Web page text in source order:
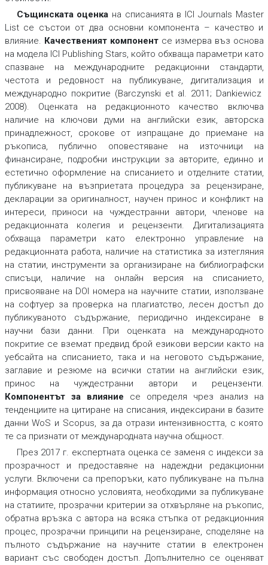
Същинската оценка на списанията в ICI Journals Master
List се състои от два основни компонента – качество и
влияние. Качественият компонент се измерва въз основа
на модела ICI Publishing Stars, който обхваща параметри като
спазване на международните редакционни стандарти,
честота и редовност на публикуване, дигитализация и
международно покритие (Barczynski et al. 2011; Dankiewicz
2008). Оценката на редакционното качество включва
наличие на ключови думи на английски език, авторска
принадлежност, срокове от изпращане до приемане на
ръкописа, публично оповестяване на източници на
финансиране, подробни инструкции за авторите, единно и
естетично оформление на списанието и отделните статии,
публикуване на възприетата процедура за рецензиране,
декларации за оригиналност, научен принос и конфликт на
интереси, приноси на чуждестранни автори, членове на
редакционната колегия и рецензенти. Дигитализацията
обхваща параметри като електронно управление на
редакционната работа, наличие на статистика за изтегляния
на статии, инструменти за организиране на библиографски
списъци, наличие на онлайн версия на списанието,
присвояване на DOI номера на научните статии, използване
на софтуер за проверка на плагиатство, лесен достъп до
публикуваното съдържание, периодично индексиране в
научни бази данни. При оценката на международното
покритие се вземат предвид брой езикови версии както на
уебсайта на списанието, така и на неговото съдържание,
заглавие и резюме на всички статии на английски език,
принос на чуждестранни автори и рецензенти.
Компонентът за влияние се определя чрез анализ на
тенденциите на цитиране на списания, индексирани в базите
данни WoS и Scopus, за да отрази интензивността, с която
те са признати от международната научна общност.
През 2017 г. експертната оценка се заменя с индекси за
прозрачност и предоставяне на надеждни редакционни
услуги. Включени са препоръки, като публикуване на пълна
информация относно условията, необходими за публикуване
на статиите, прозрачни критерии за отхвърляне на ръкопис,
обратна връзка с автора на всяка стъпка от редакционния
процес, прозрачни принципи на рецензиране, споделяне на
пълното съдържание на научните статии в електронен
вариант със свободен достъп. Допълнително се оценяват